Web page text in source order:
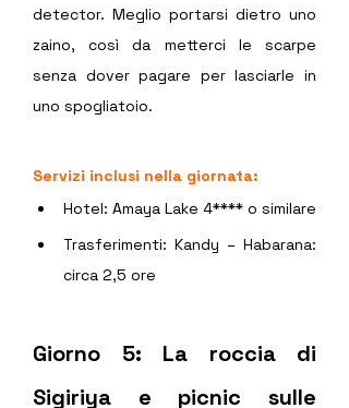
detector. Meglio portarsi dietro uno
zaino, così da metterci le scarpe
senza dover pagare per lasciarle in
uno spogliatoio.
Servizi inclusi nella giornata:
Hotel: Amaya Lake 4**** o similare
Trasferimenti: Kandy – Habarana:
circa 2,5 ore
Giorno 5: La roccia di
Sigiriya e picnic sulle